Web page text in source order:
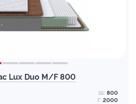
Lux Duo M/F 800
Ш: 800
Г: 2000